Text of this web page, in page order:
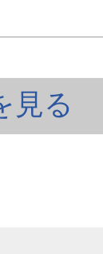
見る